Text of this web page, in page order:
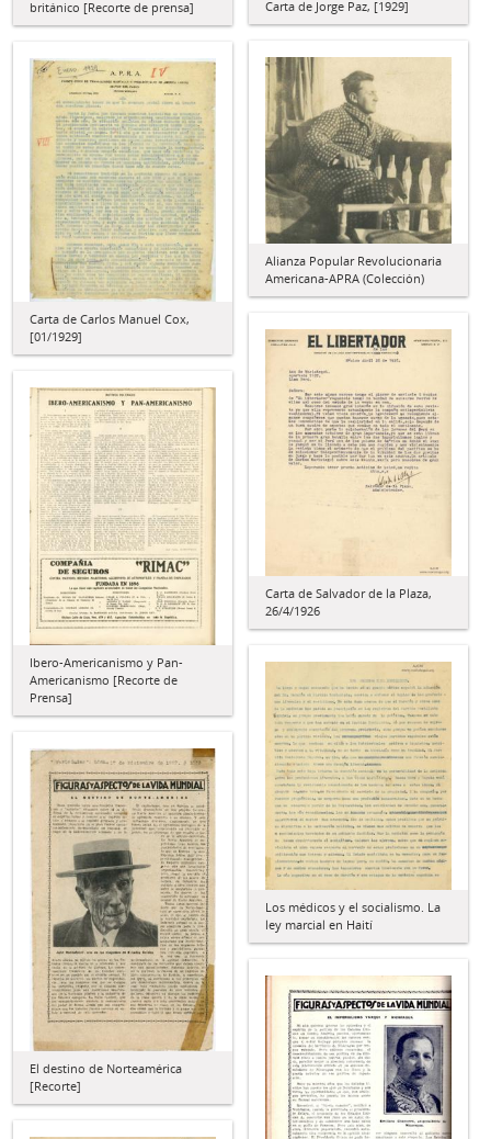
británico [Recorte de prensa] Carta de Jorge Paz, [1929]
Alianza Popular Revolucionaria
Americana-APRA (Colección)
Carta de Carlos Manuel Cox,
[01/1929]
Carta de Salvador de la Plaza,
26/4/1926
Ibero-Americanismo y Pan-
Americanismo [Recorte de
Prensa]
Los médicos y el socialismo. La
ley marcial en Haití
El destino de Norteamérica
[Recorte]